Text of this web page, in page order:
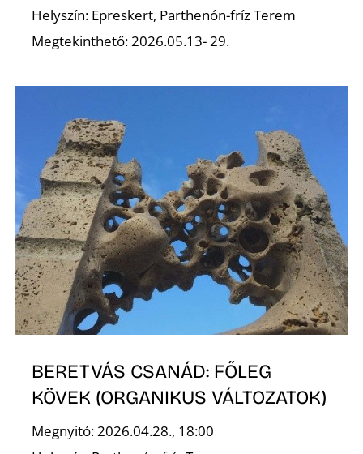
Helyszín: Epreskert, Parthenón-fríz Terem
Megtekinthető: 2026.05.13- 29.
BERETVÁS CSANÁD: FŐLEG
KÖVEK (ORGANIKUS VÁLTOZATOK)
Megnyitó: 2026.04.28., 18:00